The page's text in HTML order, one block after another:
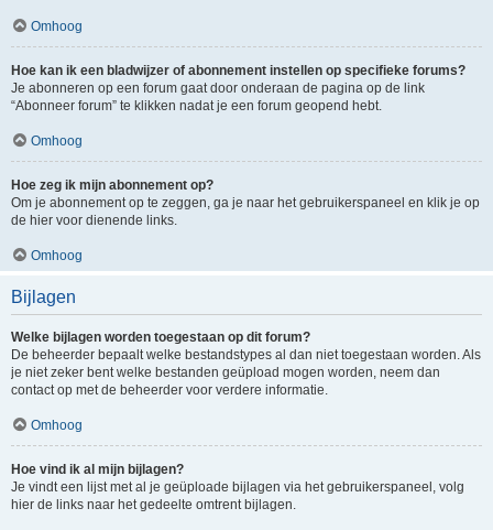
Omhoog
Hoe kan ik een bladwijzer of abonnement instellen op specifieke forums?
Je abonneren op een forum gaat door onderaan de pagina op de link
“Abonneer forum” te klikken nadat je een forum geopend hebt.
Omhoog
Hoe zeg ik mijn abonnement op?
Om je abonnement op te zeggen, ga je naar het gebruikerspaneel en klik je op
de hier voor dienende links.
Omhoog
Bijlagen
Welke bijlagen worden toegestaan op dit forum?
De beheerder bepaalt welke bestandstypes al dan niet toegestaan worden. Als
je niet zeker bent welke bestanden geüpload mogen worden, neem dan
contact op met de beheerder voor verdere informatie.
Omhoog
Hoe vind ik al mijn bijlagen?
Je vindt een lijst met al je geüploade bijlagen via het gebruikerspaneel, volg
hier de links naar het gedeelte omtrent bijlagen.